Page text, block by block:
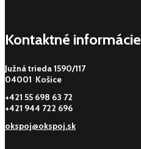
Kontaktné informácie
Južná trieda 1590/117
04001 Košice
+421 55 698 63 72
+421 944 722 696
okspoj@okspoj.sk